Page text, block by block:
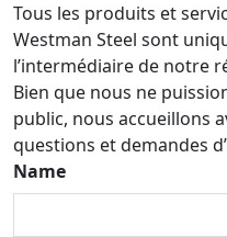
Tous les produits et
Westman Steel sont
l’intermédiaire de notre
Bien que nous ne
public, nous accueillons
questions et demandes
Name